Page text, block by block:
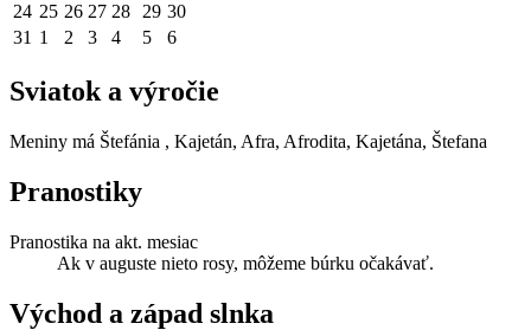
24 25 26 27 28 29 30
31 1 2 3 4 5 6
Sviatok a výročie
Meniny má Štefánia , Kajetán, Afra, Afrodita, Kajetána, Štefana
Pranostiky
Pranostika na akt. mesiac
Ak v auguste nieto rosy, môžeme búrku očakávať.
Východ a západ slnka